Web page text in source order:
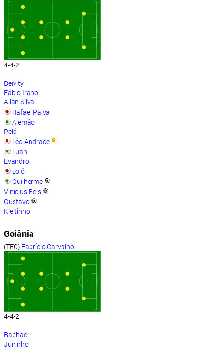
4-4-2
Deivity
Fábio Irano
Allan Silva
Rafael Paiva
Alemão
Pelé
Léo Andrade
Luan
Evandro
Lolô
Guilherme
Vinicius Reis
Gustavo
Kleitinho
Goiânia
(TEC) Fabrício Carvalho
4-4-2
Raphael
Juninho